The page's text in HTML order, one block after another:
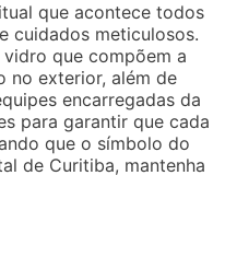
que acontece todos
cuidados meticulosos.
que compõem a
no exterior, além de
encarregadas da
para garantir que cada
que o símbolo do
de Curitiba, mantenha